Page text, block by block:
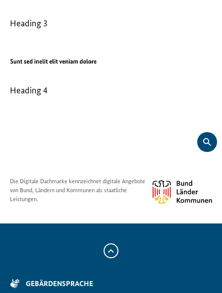
Heading 3
Heading 4
Die Digitale Dachmarke kennzeichnet digitale Angebote
von Bund, Ländern und Kommunen als staatliche
Leistungen.
Zum
GEBÄRDENSPRACHE